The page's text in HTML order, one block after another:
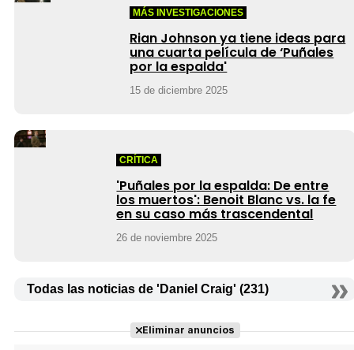
MÁS INVESTIGACIONES
Rian Johnson ya tiene ideas para
una cuarta película de ‘Puñales
por la espalda'
15 de diciembre 2025
CRÍTICA
'Puñales por la espalda: De entre
los muertos': Benoit Blanc vs. la fe
en su caso más trascendental
26 de noviembre 2025
Todas las noticias de 'Daniel Craig' (231)
Eliminar anuncios